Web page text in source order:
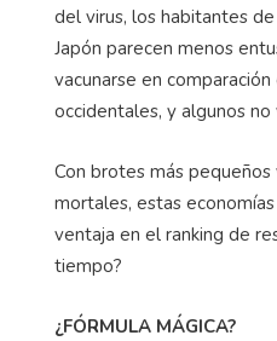
del virus, los habitantes
Japón parecen menos
vacunarse en
occidentales, y algunos
Con brotes más
mortales, estas
ventaja en el ranking de
tiempo?
¿FÓRMULA MÁGICA?